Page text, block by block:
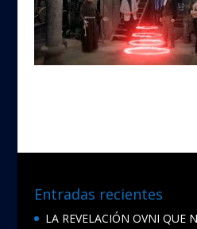
Entradas recientes
LA REVELACIÓN OVNI QUE